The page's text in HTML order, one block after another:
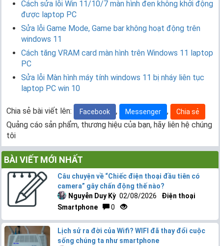
Cách sửa lỗi Win 11/10/7 màn hình đen không khởi động
được laptop PC
Sửa lỗi Game Mode, Game bar không hoạt động trên
windows 11
Cách tăng VRAM card màn hình trên Windows 11 laptop
PC
Sửa lỗi Màn hình máy tính windows 11 bị nháy liên tục
laptop PC win 10
Chia sẻ bài viết lên: Facebook , Messenger , Chia sẻ
Quảng cáo sản phẩm, thương hiệu của bạn, hãy liên hệ chúng
tôi
BÀI VIẾT MỚI NHẤT
Câu chuyện về “Chiếc điện thoại đầu tiên có
camera” gây chấn động thế nào?
Nguyễn Duy Kỳ 02/08/2026
Điện thoại
Smartphone
0
Lịch sử ra đời của Wifi? WIFI đã thay đổi cuộc
sống chúng ta như smartphone